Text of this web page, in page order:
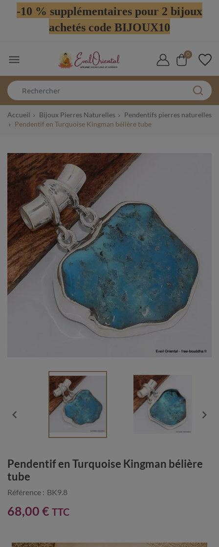
-10 % supplémentaires pour 2 bijoux
achetés code BIJOUX10
 0
Accueil Bijoux Pierres Naturelles
Pendentifs pierres naturelles
Pendentif en Turquoise Kingman bélière tube
 
Pendentif en Turquoise Kingman bélière
tube
Référence : BK9.8
68,00 € TTC